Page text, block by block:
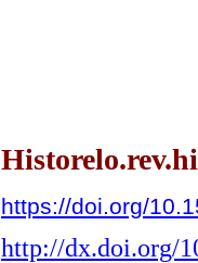
https://doi.org/
http://dx.doi.org/